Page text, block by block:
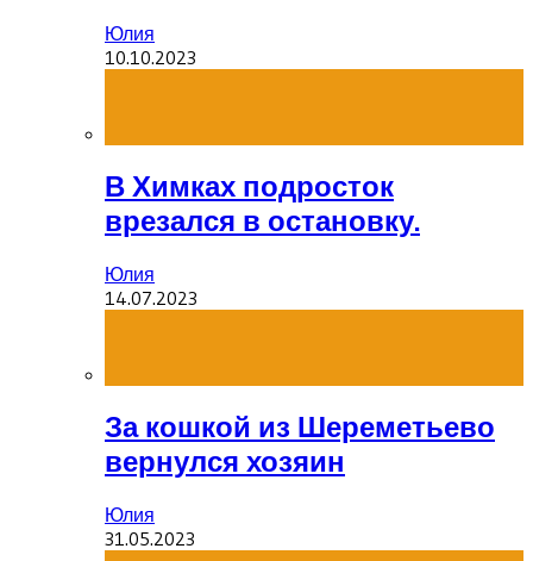
Юлия
10.10.2023
В Химках подросток
врезался в остановку.
Юлия
14.07.2023
За кошкой из Шереметьево
вернулся хозяин
Юлия
31.05.2023